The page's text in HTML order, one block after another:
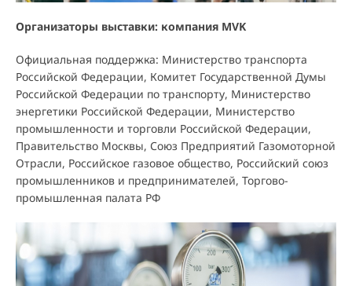
Организаторы выставки: компания MVK
Официальная поддержка: Министерство транспорта
Российской Федерации, Комитет Государственной Думы
Российской Федерации по транспорту, Министерство
энергетики Российской Федерации, Министерство
промышленности и торговли Российской Федерации,
Правительство Москвы, Союз Предприятий Газомоторной
Отрасли, Российское газовое общество, Российский союз
промышленников и предпринимателей, Торгово-
промышленная палата РФ